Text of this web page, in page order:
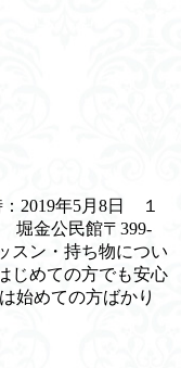
2019年5月8日 １
堀金公民館〒399-
スン・持ち物につい
じめての方でも安心
始めての方ばかり